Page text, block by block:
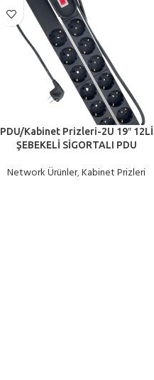
PDU/Kabinet Prizleri-2U 19″ 12Lİ
ŞEBEKELİ SİGORTALI PDU
Network Ürünler,Kabinet Prizleri